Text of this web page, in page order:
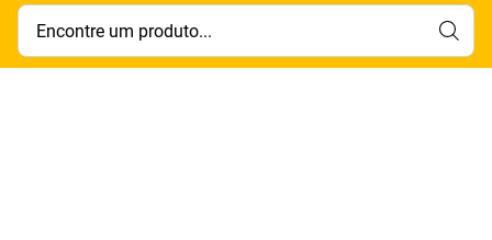
Encontre um produto...